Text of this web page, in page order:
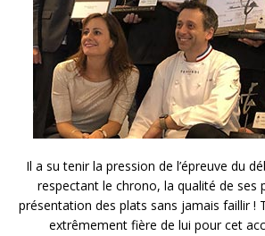
Il a su tenir la pression de l’épreuve du
respectant le chrono, la qualité de ses
présentation des plats sans jamais faillir !
extrêmement fière de lui pour cet